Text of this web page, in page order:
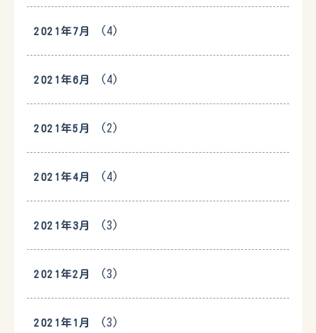
2021年7月 (4)
2021年6月 (4)
2021年5月 (2)
2021年4月 (4)
2021年3月 (3)
2021年2月 (3)
2021年1月 (3)